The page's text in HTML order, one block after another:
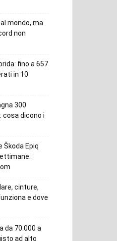
mondo, ma
non
fino a 657
in 10
300
cosa dicono i
Škoda Epiq
cinture,
e dove
da 70.000 a
ad alto